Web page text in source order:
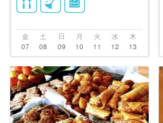
金
07
土
08
日
09
月
10
火
11
水
12
木
13